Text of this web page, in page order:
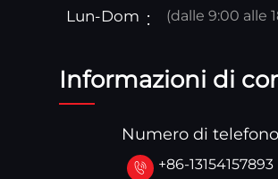
Lun-Dom (dalle 9:00 alle
Informazioni di
Numero di telefono
+86-13154157893